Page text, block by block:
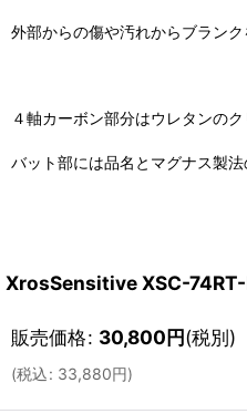
外部からの傷や汚れからブランク
４軸カーボン部分はウレタンの
バット部には品名とマグナス製法
XrosSensitive XSC-74RT-
販売価格: 30,800円(税別)
(税込: 33,880円)